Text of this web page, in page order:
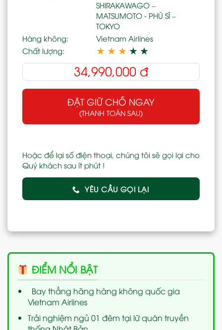
SHIRAKAWAGO –
MATSUMOTO - PHÚ SĨ –
TOKYO
Hàng không:
Vietnam Airlines
Chất lượng:
★ ★ ★ ★ ★
34,990,000 đ
ĐẶT GIỮ CHỖ NGAY
(THANH TOÁN SAU)
Hoặc để lại số điện thoại, chúng tôi sẽ gọi lại cho
Quý khách sau ít phút !
YÊU CẦU GỌI LẠI
ĐIỂM NỔI BẬT
Bay thẳng hãng hàng không quốc gia
Vietnam Airlines
Trải nghiệm ngủ 01 đêm tại lữ quán truyền